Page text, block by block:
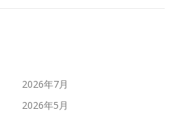
2026年7月
2026年5月